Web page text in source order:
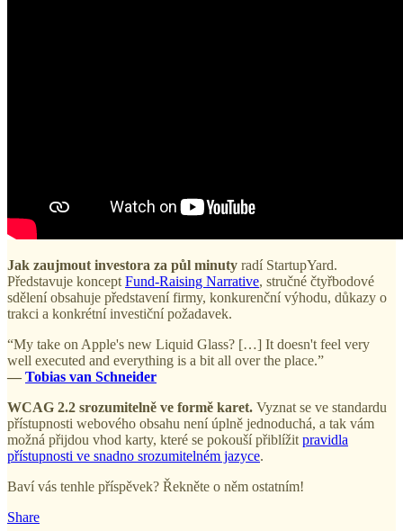
Jak zaujmout investora za půl minuty radí StartupYard.
Představuje koncept Fund-Raising Narrative, stručné čtyřbodové
sdělení obsahuje představení firmy, konkurenční výhodu, důkazy o
trakci a konkrétní investiční požadavek.
“My take on Apple's new Liquid Glass? […] It doesn't feel very
well executed and everything is a bit all over the place.”
— Tobias van Schneider
WCAG 2.2 srozumitelně ve formě karet. Vyznat se ve standardu
přístupnosti webového obsahu není úplně jednoduchá, a tak vám
možná přijdou vhod karty, které se pokouší přiblížit pravidla
přístupnosti ve snadno srozumitelném jazyce.
Baví vás tenhle příspěvek? Řekněte o něm ostatním!
Share